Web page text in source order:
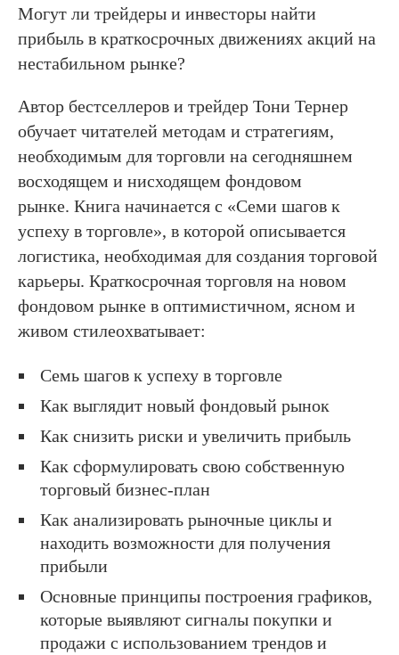
Могут ли трейдеры и инвесторы найти
прибыль в краткосрочных движениях акций на
нестабильном рынке?
Автор бестселлеров и трейдер Тони Тернер
обучает читателей методам и стратегиям,
необходимым для торговли на сегодняшнем
восходящем и нисходящем фондовом
рынке. Книга начинается с «Семи шагов к
успеху в торговле», в которой описывается
логистика, необходимая для создания торговой
карьеры. Краткосрочная торговля на новом
фондовом рынке в оптимистичном, ясном и
живом стилеохватывает:
Семь шагов к успеху в торговле
Как выглядит новый фондовый рынок
Как снизить риски и увеличить прибыль
Как сформулировать свою собственную
торговый бизнес-план
Как анализировать рыночные циклы и
находить возможности для получения
прибыли
Основные принципы построения графиков,
которые выявляют сигналы покупки и
продажи с использованием трендов и